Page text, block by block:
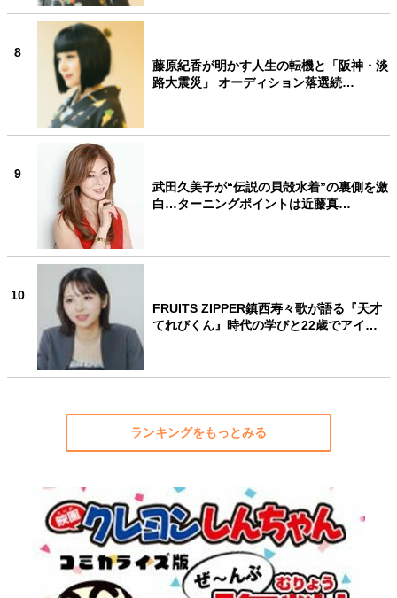
8
藤原紀香が明かす人生の転機と「阪神・淡
路大震災」 オーディション落選続…
9
武田久美子が“伝説の貝殻水着”の裏側を激
白…ターニングポイントは近藤真…
10
FRUITS ZIPPER鎮西寿々歌が語る『天才
てれびくん』時代の学びと22歳でアイ…
ランキングをもっとみる